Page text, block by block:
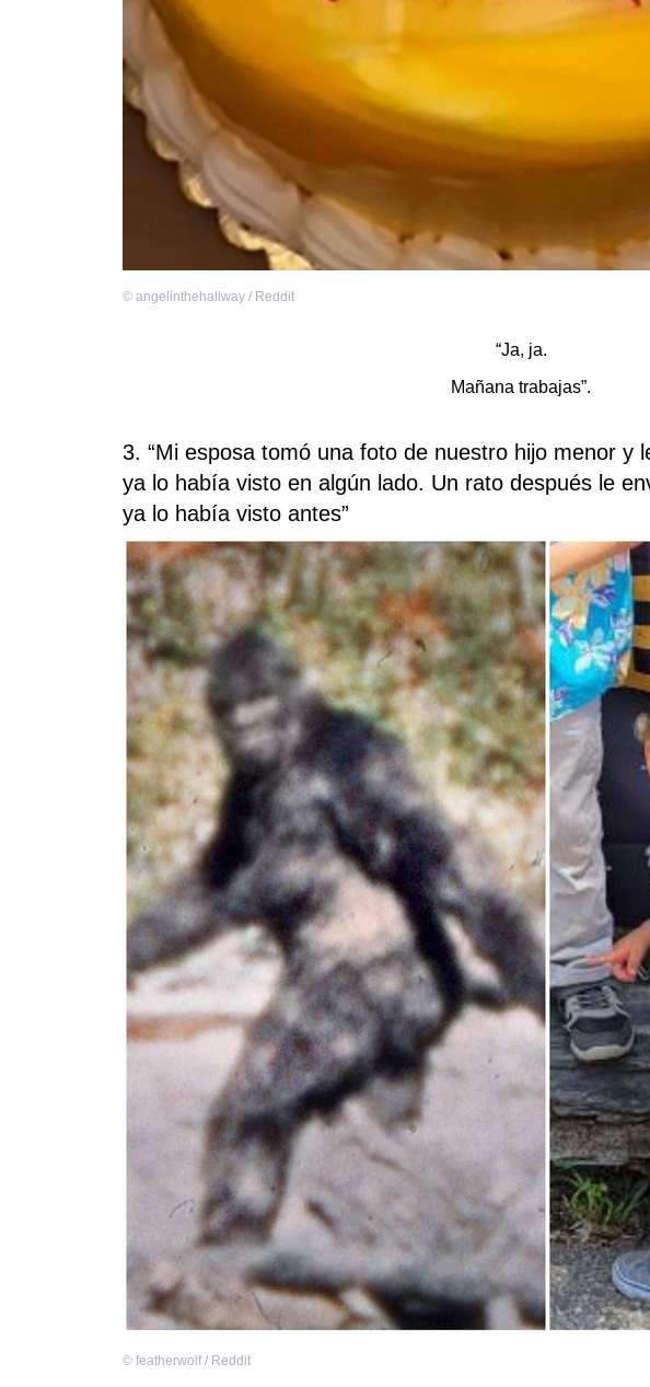
© angelinthehallway / Reddit
“Ja, ja.
Mañana trabajas”.
3. “Mi esposa tomó una foto de nuestro hijo menor y
ya lo había visto en algún lado. Un rato después le
ya lo había visto antes”
© featherwolf / Reddit